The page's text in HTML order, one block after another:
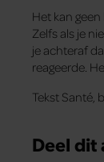
Het kan
Zelfs als je
je achteraf
reageerde.
Tekst Santé,
Deel dit